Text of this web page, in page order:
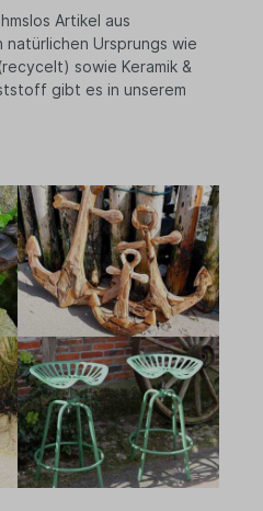
Artikel aus
Ursprungs wie
sowie Keramik &
gibt es in unserem